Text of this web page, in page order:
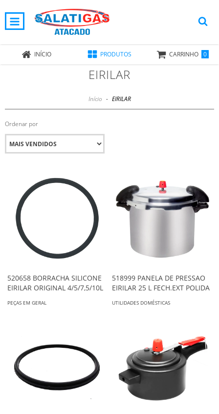
INÍCIO PRODUTOS CARRINHO 0
EIRILAR
Início - EIRILAR
Ordenar por
520658 BORRACHA SILICONE
EIRILAR ORIGINAL 4/5/7,5/10L
PEÇAS EM GERAL
518999 PANELA DE PRESSAO
EIRILAR 25 L FECH.EXT POLIDA
UTILIDADES DOMÉSTICAS